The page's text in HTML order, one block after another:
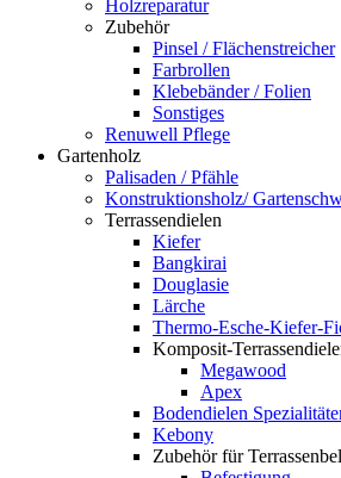
Holzreparatur
Zubehör
Pinsel / Flächenstreicher
Farbrollen
Klebebänder / Folien
Sonstiges
Renuwell Pflege
Gartenholz
Palisaden / Pfähle
Konstruktionsholz/
Terrassendielen
Kiefer
Bangkirai
Douglasie
Lärche
Thermo-Esche-Kiefer-
Komposit-
Megawood
Apex
Bodendielen
Kebony
Zubehör für